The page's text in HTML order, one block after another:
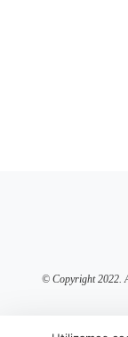
© Copyright 2022.